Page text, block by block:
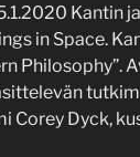
Kantin
in Space.
Philosophy”.
Corey Dyck,